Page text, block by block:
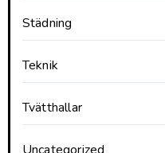
Städning
Teknik
Tvätthallar